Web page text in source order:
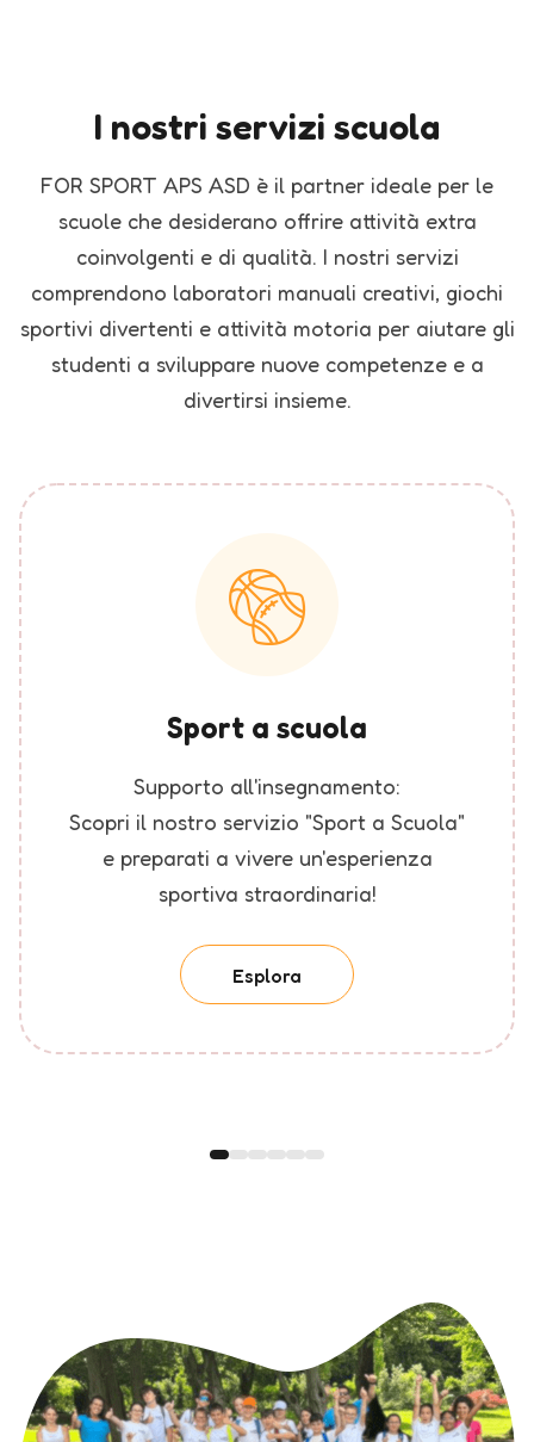
I nostri servizi scuola
FOR SPORT APS ASD è il partner ideale per le
scuole che desiderano offrire attività extra
coinvolgenti e di qualità. I nostri servizi
comprendono laboratori manuali creativi, giochi
sportivi divertenti e attività motoria per aiutare gli
studenti a sviluppare nuove competenze e a
divertirsi insieme.
Sport a scuola
Supporto all'insegnamento:
Scopri il nostro servizio "Sport a Scuola"
e preparati a vivere un'esperienza
sportiva straordinaria!
Esplora